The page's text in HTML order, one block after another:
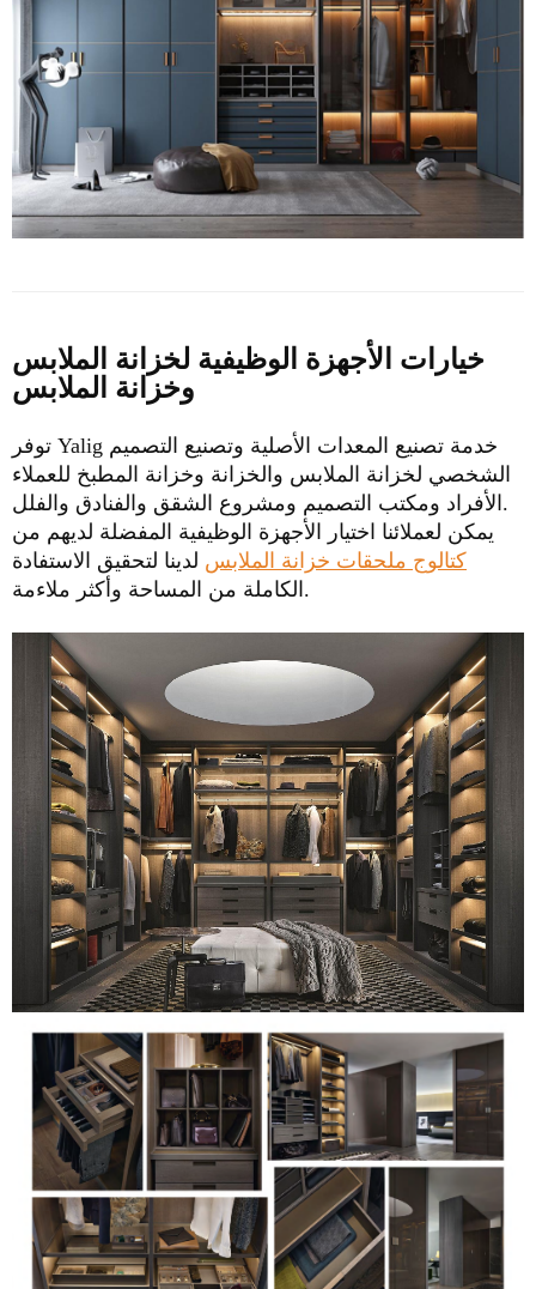
خيارات الأجهزة الوظيفية لخزانة الملابس
وخزانة الملابس
توفر Yalig خدمة تصنيع المعدات الأصلية وتصنيع التصميم
الشخصي لخزانة الملابس والخزانة وخزانة المطبخ للعملاء
الأفراد ومكتب التصميم ومشروع الشقق والفنادق والفلل.
يمكن لعملائنا اختيار الأجهزة الوظيفية المفضلة لديهم من
كتالوج ملحقات خزانة الملابس لدينا لتحقيق الاستفادة
الكاملة من المساحة وأكثر ملاءمة.